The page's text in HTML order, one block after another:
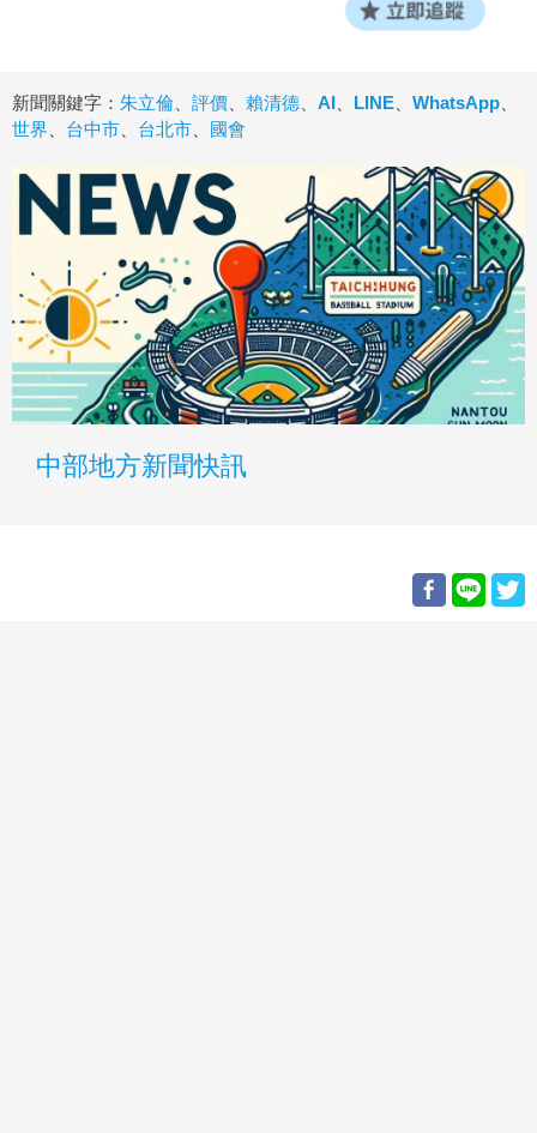
新聞關鍵字： 朱立倫 評價 賴清德 AI LINE WhatsApp
世界
台中市 台北市 國會
中部地方新聞快訊